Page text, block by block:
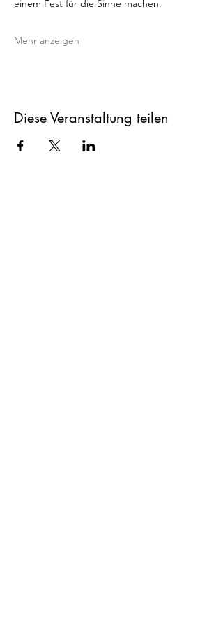
einem Fest für die Sinne machen.
Mehr anzeigen
Diese Veranstaltung teilen